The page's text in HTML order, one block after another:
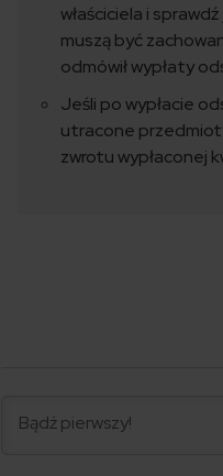
właściciela i
muszą być
odmówił wypłaty
Jeśli po wypłacie
utracone
zwrotu wypłaconej